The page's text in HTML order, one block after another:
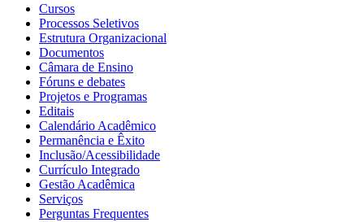
Cursos
Processos Seletivos
Estrutura Organizacional
Documentos
Câmara de Ensino
Fóruns e debates
Projetos e Programas
Editais
Calendário Acadêmico
Permanência e Êxito
Inclusão/Acessibilidade
Currículo Integrado
Gestão Acadêmica
Serviços
Perguntas Frequentes